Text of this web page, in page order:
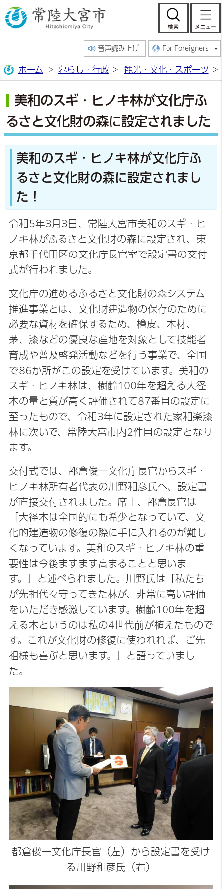
常陸大宮市公
検
音声読み上げ For Foreigners
ホーム 暮らし・行政 観光・文化・スポーツ
美和のスギ・ヒノキ林が文化庁ふ
るさと文化財の森に設定されました
美和のスギ・ヒノキ林が文化庁ふ
るさと文化財の森に設定されまし
た！
令和5年3月3日、常陸大宮市美和のスギ・ヒ
ノキ林がふるさと文化財の森に設定され、東
京都千代田区の文化庁長官室で設定書の交付
式が行われました。
文化庁の進めるふるさと文化財の森システム
推進事業とは、文化財建造物の保存のために
必要な資材を確保するため、檜皮、木材、
茅、漆などの優良な産地を対象として技能者
育成や普及啓発活動などを行う事業で、全国
で86か所がこの設定を受けています。美和の
スギ・ヒノキ林は、樹齢100年を超える大径
木の量と質が高く評価されて87番目の設定に
至ったもので、令和3年に設定された家和楽漆
林に次いで、常陸大宮市内2件目の設定となり
ます。
交付式では、都倉俊一文化庁長官からスギ・
ヒノキ林所有者代表の川野和彦氏へ、設定書
が直接交付されました。席上、都倉長官は
「大径木は全国的にも希少となっていて、文
化的建造物の修復の際に手に入れるのが難し
くなっています。美和のスギ・ヒノキ林の重
要性は今後ますます高まることと思いま
す。」と述べられました。川野氏は「私たち
が先祖代々守ってきた林が、非常に高い評価
をいただき感激しています。樹齢100年を超
える木というのは私の4世代前が植えたもので
す。これが文化財の修復に使われれば、ご先
祖様も喜ぶと思います。」と語っていまし
た。
都倉俊一文化庁長官（左）から設定書を受け
る川野和彦氏（右）